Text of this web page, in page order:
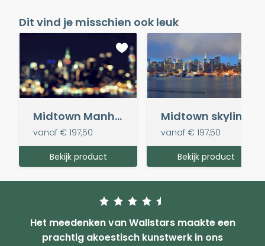
Dit vind je misschien ook leuk
Midtown Manhattan Bokeh
vanaf € 197,50
Bekijk product
vanaf € 197,50
Bekijk product
Het meedenken van Wallstars maakte een
prachtig akoestisch kunstwerk in ons